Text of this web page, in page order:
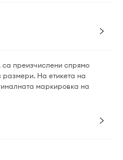
преизчислени спрямо
На етикета на
маркировка на